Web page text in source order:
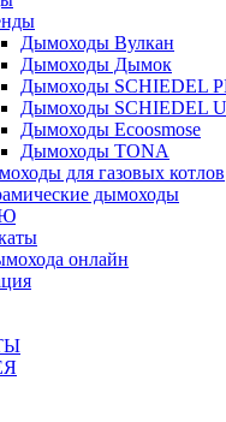
Дымоходы Вулкан
Дымоходы Дымок
Дымоходы SCHIEDEL
Дымоходы SCHIEDEL
Дымоходы Ecoosmose
Дымоходы TONA
для газовых котлов
дымоходы
онлайн